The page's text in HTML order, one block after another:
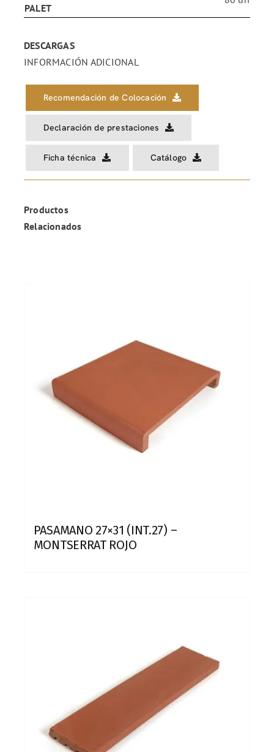
PALET
DESCARGAS
INFORMACIÓN ADICIONAL
Recomendación de Colocación
Declaración de prestaciones
Ficha técnica Catálogo
Productos
Relacionados
PASAMANO 27×31 (INT.27) –
MONTSERRAT ROJO